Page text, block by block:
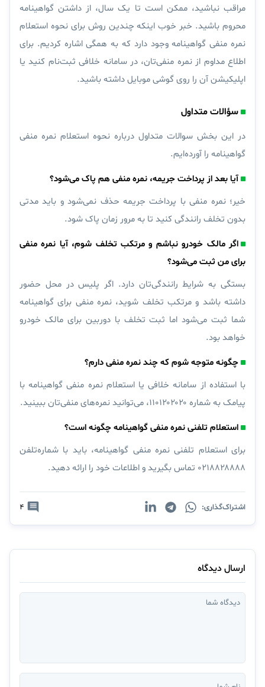
مراقب نباشید، ممکن است تا یک سال، از داشتن گواهینامه
محروم باشید. خبر خوب اینکه چندین روش برای نحوه استعلام
نمره منفی گواهینامه وجود دارد که به همگی اشاره کردیم. برای
اطلاع مداوم از نمره منفی‌تان، درسامانه خلافیثبت‌نام کنید یا
اپلیکیشن آن را روی گوشی موبایل داشته باشید.
سؤالات متداول
در این بخش سوالات متداول درباره نحوه استعلام نمره منفی
گواهینامه را آورده‌ایم.
آیا بعد از پرداخت جریمه، نمره منفی هم پاک می‌شود؟
خیر؛ نمره منفی با پرداخت جریمه حذف نمی‌شود و باید مدتی
بدون تخلف رانندگی کنید تا به مرور زمان پاک شود.
اگر مالک خودرو نباشم و مرتکب تخلف شوم، آیا نمره منفی
برای من ثبت می‌شود؟
بستگی به شرایط رانندگی‌تان دارد. اگر پلیس در محل حضور
داشته باشد و مرتکب تخلف شوید، نمره منفی برای گواهینامه
شما ثبت می‌شود اما ثبت تخلف با دوربین برای مالک خودرو
خواهد بود.
چگونه متوجه شوم که چند نمره منفی دارم؟
با استفاده از سامانه خلافی یا استعلام نمره منفی گواهینامه با
پیامک به شماره ۱۱۰۱۲۰۲۰۲۰، می‌توانید نمره‌های منفی‌تان ببینید.
استعلام تلفنی نمره منفی گواهینامه چگونه است؟
برای استعلام تلفنی نمره منفی گواهینامه، باید با شماره‌تلفن
۰۲۱۸۸۲۸۸۸۸ تماس بگیرید و اطلاعات خود را ارائه دهید.
اشتراک‌گذاری: 4
ارسال دیدگاه